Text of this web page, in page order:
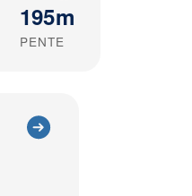
195m
PENTE